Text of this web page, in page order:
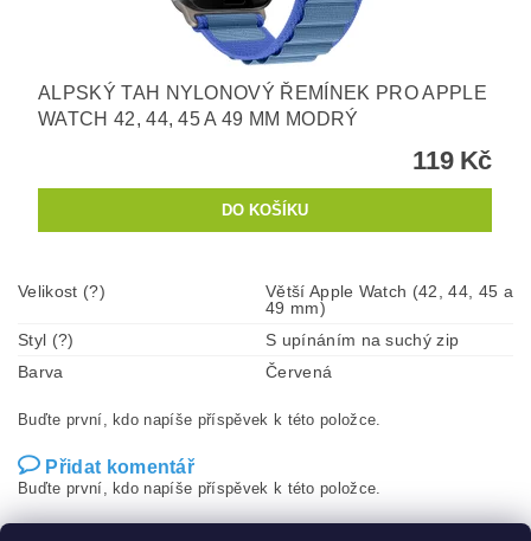
ALPSKÝ TAH NYLONOVÝ ŘEMÍNEK PRO APPLE
WATCH 42, 44, 45 A 49 MM MODRÝ
119 Kč
Velikost (?)
Větší Apple Watch (42, 44, 45 a
49 mm)
Styl (?)
S upínáním na suchý zip
Barva
Červená
Buďte první, kdo napíše příspěvek k této položce.
Přidat komentář
Buďte první, kdo napíše příspěvek k této položce.